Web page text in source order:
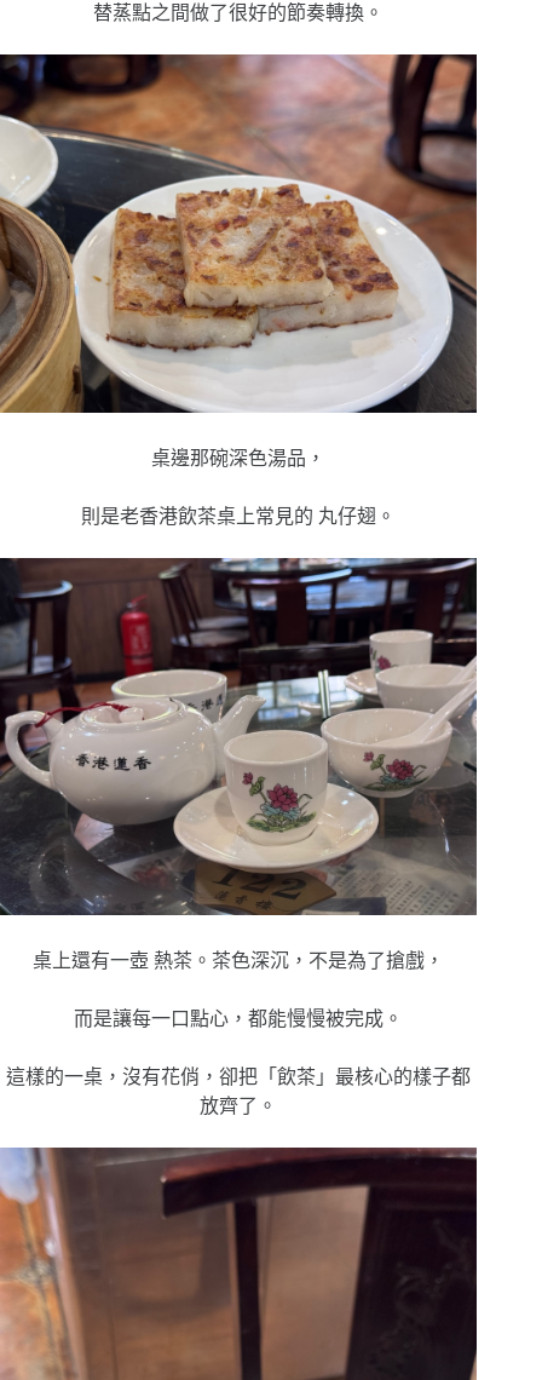
替蒸點之間做了很好的節奏轉換。
桌邊那碗深色湯品，
則是老香港飲茶桌上常見的 丸仔翅。
桌上還有一壺 熱茶。茶色深沉， 不是為了搶戲，
而是讓每一口點心，都能慢慢被完成。
這樣的一桌，沒有花俏，卻把「飲茶」最核心的樣子都
放齊了。